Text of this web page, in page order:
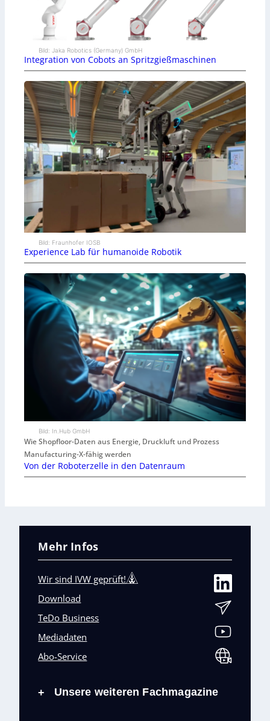
Bild: Jaka Robotics (Germany) GmbH
Integration von Cobots an Spritzgießmaschinen
Bild: Fraunhofer IOSB
Experience Lab für humanoide Robotik
Bild: In.Hub GmbH
Wie Shopfloor-Daten aus Energie, Druckluft und Prozess
Manufacturing-X-fähig werden
Von der Roboterzelle in den Datenraum
Mehr Infos
Wir sind IVW geprüft!
Download
TeDo Business
Mediadaten
Abo-Service
+ Unsere weiteren Fachmagazine